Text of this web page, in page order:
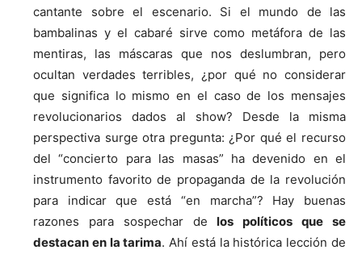
cantante sobre el escenario. Si el mundo de las
bambalinas y el cabaré sirve como metáfora de las
mentiras, las máscaras que nos deslumbran, pero
ocultan verdades terribles, ¿por qué no considerar
que significa lo mismo en el caso de los mensajes
revolucionarios dados al show? Desde la misma
perspectiva surge otra pregunta: ¿Por qué el recurso
del “concierto para las masas” ha devenido en el
instrumento favorito de propaganda de la revolución
para indicar que está “en marcha”? Hay buenas
razones para sospechar delos políticos que se
destacan en la tarima. Ahí está la histórica lección de